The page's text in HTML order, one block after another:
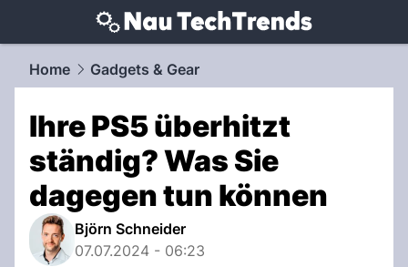
techtrends.NAU.ch
Home Gadgets & Gear
Ihre PS5 überhitzt
ständig? Was Sie
dagegen tun können
Björn Schneider
07.07.2024 - 06:23